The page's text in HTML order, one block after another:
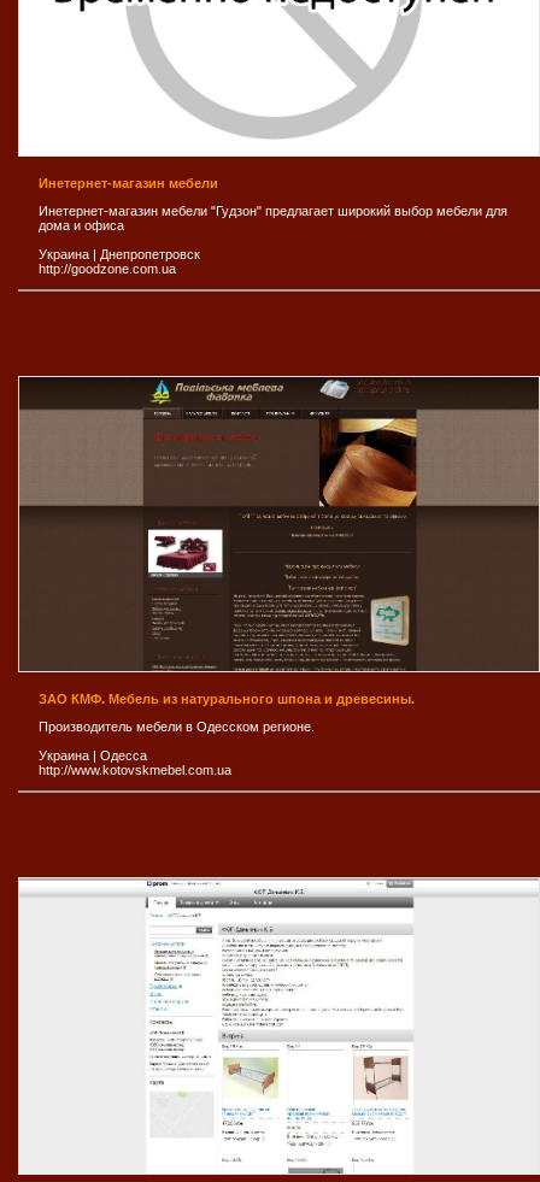
Инетернет-магазин мебели
Инетернет-магазин мебели "Гудзон" предлагает широкий выбор мебели для
дома и офиса
Украина | Днепропетровск
http://goodzone.com.ua
ЗАО КМФ. Мебель из натурального шпона и древесины.
Производитель мебели в Одесском регионе.
Украина
Одесса
http://www.kotovskmebel.com.ua